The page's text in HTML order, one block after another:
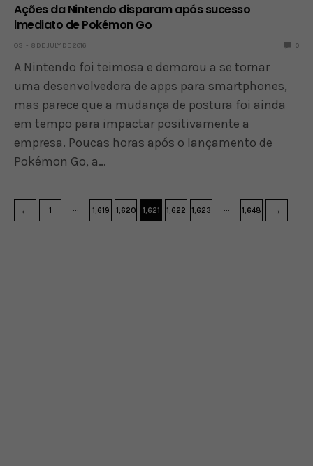
Ações da Nintendo disparam após sucesso
imediato de Pokémon Go
OS 8 DE JULY DE 2016 0
A Nintendo foi teimosa e demorou a se tornar
uma desenvolvedora de apps para smartphones,
mas parece que a mudança de postura foi ainda
em tempo para impactar positivamente a
empresa. Poucas horas após o lançamento de
Pokémon Go, a…
← 1 … 1,619 1,620 1,621 1,622 1,623 … 1,648 →